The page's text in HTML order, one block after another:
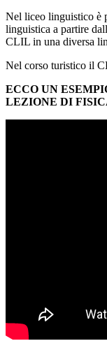
Nel liceo linguistico è
linguistica a partire
CLIL in una diversa
Nel corso turistico il
ECCO UN
LEZIONE DI